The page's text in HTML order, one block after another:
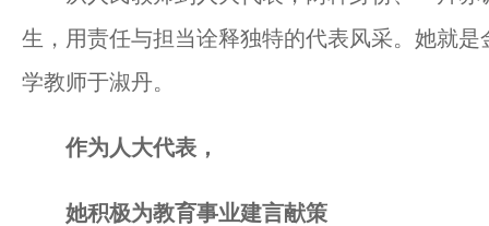
生，用责任与担当诠释独特的代表风采。她就
学教师于淑丹。
作为人大代表，
她积极为教育事业建言献策